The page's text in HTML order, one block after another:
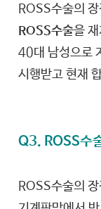
ROSS수술의
ROSS수술을
40대 남성으로
시행받고 현재
Q3. ROSS수
ROSS수술의